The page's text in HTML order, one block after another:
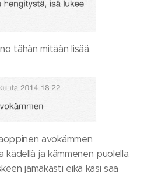
tähän mitään lisää.
avokämmen
ja kämmenen puolella.
jämäkästi eikä käsi saa